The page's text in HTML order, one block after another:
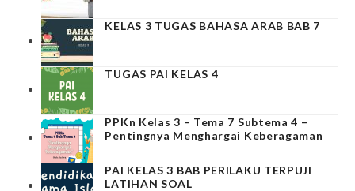
KELAS 3 TUGAS BAHASA ARAB BAB 7
TUGAS PAI KELAS 4
PPKn Kelas 3 – Tema 7 Subtema 4 –
Pentingnya Menghargai Keberagaman
PAI KELAS 3 BAB PERILAKU TERPUJI
LATIHAN SOAL